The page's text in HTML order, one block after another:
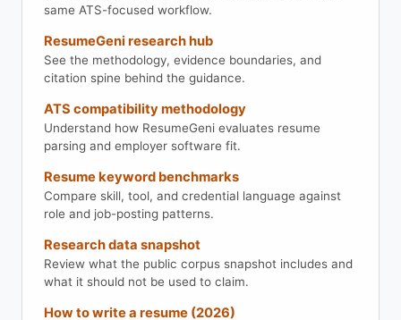
same ATS-focused workflow.
ResumeGeni research hub
See the methodology, evidence boundaries, and
citation spine behind the guidance.
ATS compatibility methodology
Understand how ResumeGeni evaluates resume
parsing and employer software fit.
Resume keyword benchmarks
Compare skill, tool, and credential language against
role and job-posting patterns.
Research data snapshot
Review what the public corpus snapshot includes and
what it should not be used to claim.
How to write a resume (2026)